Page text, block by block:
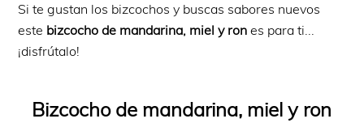
Si te gustan los bizcochos y buscas sabores nuevos
este bizcocho de mandarina, miel y ron es para ti...
¡disfrútalo!
Bizcocho de mandarina, miel y ron